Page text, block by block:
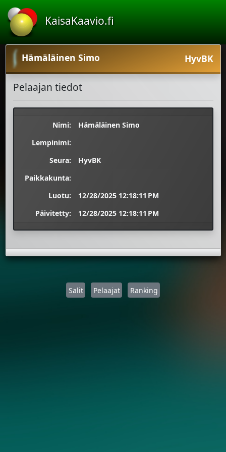
KaisaKaavio.fi
Hämäläinen Simo HyvBK
Pelaajan tiedot
Nimi:
Hämäläinen Simo
Lempinimi:
Seura:
HyvBK
Paikkakunta:
Luotu:
12/28/2025 12:18:11 PM
Päivitetty:
12/28/2025 12:18:11 PM
Salit Pelaajat Ranking